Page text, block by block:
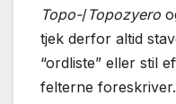
Topo-/Topozyero
tjek derfor altid
“ordliste” eller stil
felterne foreskriver.